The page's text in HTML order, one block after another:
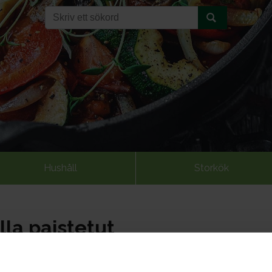
Hushåll Storkök
paistetut